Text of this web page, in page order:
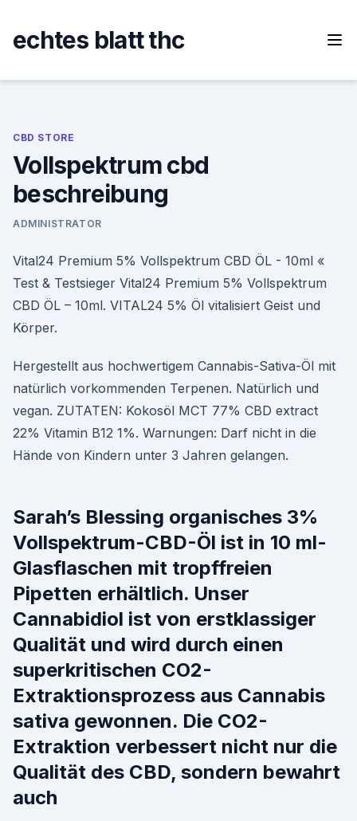
content
echtes blatt thc
CBD STORE
Vollspektrum cbd
beschreibung
ADMINISTRATOR
Vital24 Premium 5% Vollspektrum CBD ÖL - 10ml «
Test & Testsieger Vital24 Premium 5% Vollspektrum
CBD ÖL – 10ml. VITAL24 5% Öl vitalisiert Geist und
Körper.
Hergestellt aus hochwertigem Cannabis-Sativa-Öl mit
natürlich vorkommenden Terpenen. Natürlich und
vegan. ZUTATEN: Kokosöl MCT 77% CBD extract
22% Vitamin B12 1%. Warnungen: Darf nicht in die
Hände von Kindern unter 3 Jahren gelangen.
Sarah’s Blessing organisches 3%
Vollspektrum-CBD-Öl ist in 10 ml-
Glasflaschen mit tropffreien
Pipetten erhältlich. Unser
Cannabidiol ist von erstklassiger
Qualität und wird durch einen
superkritischen CO2-
Extraktionsprozess aus Cannabis
sativa gewonnen. Die CO2-
Extraktion verbessert nicht nur die
Qualität des CBD, sondern bewahrt
auch